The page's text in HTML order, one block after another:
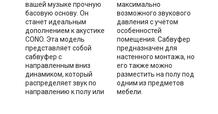
вашей музыке прочную
басовую основу. Он
станет идеальным
дополнением к акустике
CONO. Эта модель
представляет собой
сабвуфер с
направленным вниз
динамиком, который
распределяет звук по
направлению к полу или
максимально
возможного звукового
давления с учётом
особенностей
помещения. Сабвуфер
предназначен для
настенного монтажа, но
его также можно
разместить на полу под
одним из предметов
мебели.